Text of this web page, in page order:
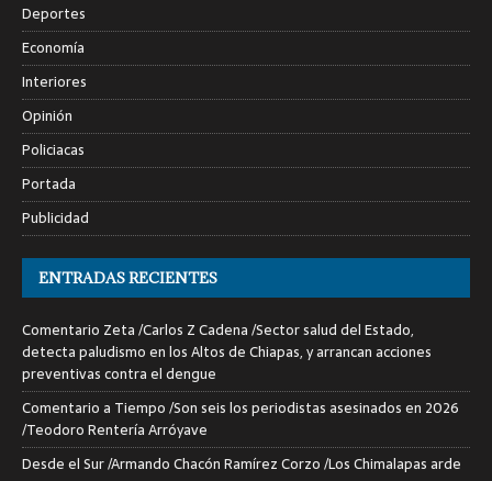
Deportes
Economía
Interiores
Opinión
Policiacas
Portada
Publicidad
ENTRADAS RECIENTES
Comentario Zeta /Carlos Z Cadena /Sector salud del Estado,
detecta paludismo en los Altos de Chiapas, y arrancan acciones
preventivas contra el dengue
Comentario a Tiempo /Son seis los periodistas asesinados en 2026
/Teodoro Rentería Arróyave
Desde el Sur /Armando Chacón Ramírez Corzo /Los Chimalapas arde